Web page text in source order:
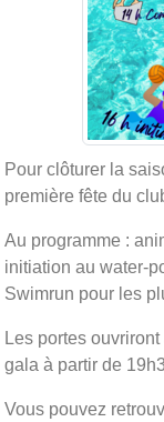
Pour clôturer la
première fête du
Au programme :
initiation au water-
Swimrun pour les
Les portes
gala à partir de
Vous pouvez